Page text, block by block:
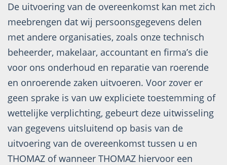
De uitvoering van de overeenkomst kan met zich
meebrengen dat wij persoonsgegevens delen
met andere organisaties, zoals onze technisch
beheerder, makelaar, accountant en firma’s die
voor ons onderhoud en reparatie van roerende
en onroerende zaken uitvoeren. Voor zover er
geen sprake is van uw expliciete toestemming of
wettelijke verplichting, gebeurt deze uitwisseling
van gegevens uitsluitend op basis van de
uitvoering van de overeenkomst tussen u en
THOMAZ of wanneer THOMAZ hiervoor een